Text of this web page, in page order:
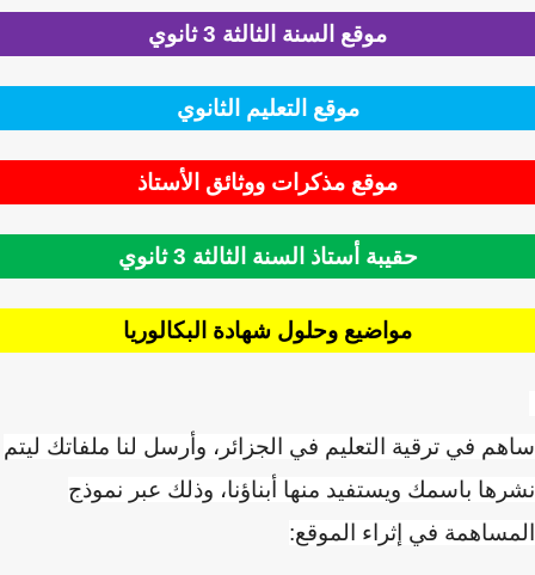
موقع السنة الثالثة 3 ثانوي
موقع التعليم الثانوي
موقع مذكرات ووثائق الأستاذ
حقيبة أستاذ السنة الثالثة 3 ثانوي
مواضيع وحلول شهادة البكالوريا
في ترقية التعليم في الجزائر، وأرسل لنا ملفاتك ليتم
باسمك ويستفيد منها أبناؤنا، وذلك عبر نموذج
في إثراء الموقع: